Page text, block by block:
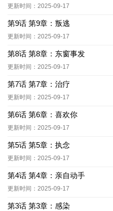
更新时间：2025-09-17
第9话 第9章：叛逃
更新时间：2025-09-17
第8话 第8章：东窗事发
更新时间：2025-09-17
第7话 第7章：治疗
更新时间：2025-09-17
第6话 第6章：喜欢你
更新时间：2025-09-17
第5话 第5章：执念
更新时间：2025-09-17
第4话 第4章：亲自动手
更新时间：2025-09-17
第3话 第3章：感染